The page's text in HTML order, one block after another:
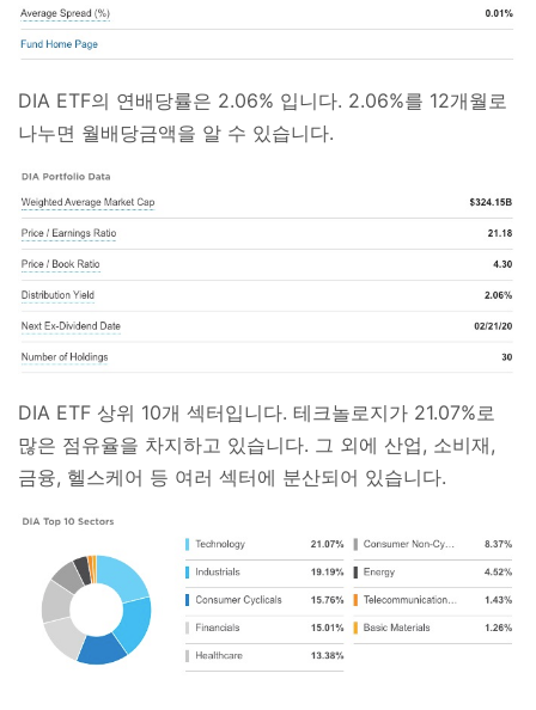
DIA ETF의 연배당률은 2.06% 입니다. 2.06%를 12개월로
나누면 월배당금액을 알 수 있습니다.
DIA ETF 상위 10개 섹터입니다. 테크놀로지가 21.07%로
많은 점유율을 차지하고 있습니다. 그 외에 산업, 소비재,
금융, 헬스케어 등 여러 섹터에 분산되어 있습니다.